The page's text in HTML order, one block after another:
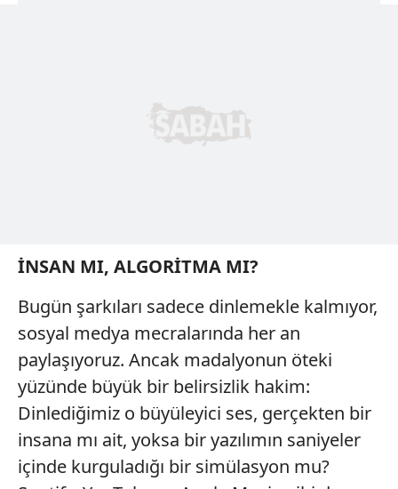
İNSAN MI, ALGORİTMA MI?
Bugün şarkıları sadece dinlemekle kalmıyor,
sosyal medya mecralarında her an
paylaşıyoruz. Ancak madalyonun öteki
yüzünde büyük bir belirsizlik hakim:
Dinlediğimiz o büyüleyici ses, gerçekten bir
insana mı ait, yoksa bir yazılımın saniyeler
içinde kurguladığı bir simülasyon mu?